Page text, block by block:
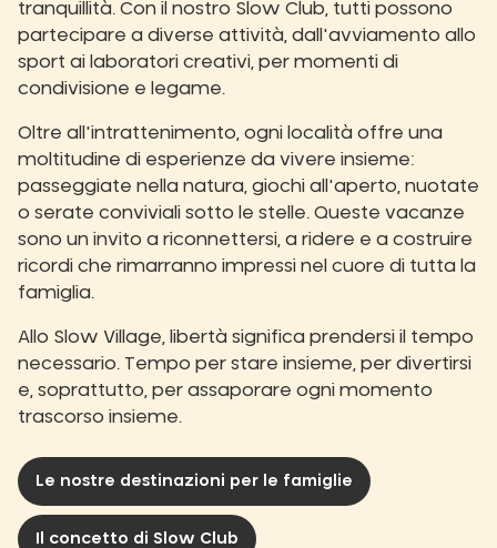
tranquillità. Con il nostro Slow Club, tutti possono
partecipare a diverse attività, dall'avviamento allo
sport ai laboratori creativi, per momenti di
condivisione e legame.
Oltre all'intrattenimento, ogni località offre una
moltitudine di esperienze da vivere insieme:
passeggiate nella natura, giochi all'aperto, nuotate
o serate conviviali sotto le stelle. Queste vacanze
sono un invito a riconnettersi, a ridere e a costruire
ricordi che rimarranno impressi nel cuore di tutta la
famiglia.
Allo Slow Village, libertà significa prendersi il tempo
necessario. Tempo per stare insieme, per divertirsi
e, soprattutto, per assaporare ogni momento
trascorso insieme.
Le nostre destinazioni per le famiglie
Il concetto di Slow Club